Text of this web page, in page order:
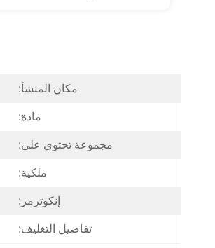
مكان المنشأ:
مادة:
مجموعة تحتوي على:
ملكية:
إنكوترمز:
تفاصيل التغليف: